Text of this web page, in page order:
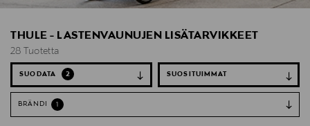
THULE - LASTENVAUNUJEN LISÄTARVIKKEET
28 Tuotetta
SUODATA 2
BRÄNDI 1